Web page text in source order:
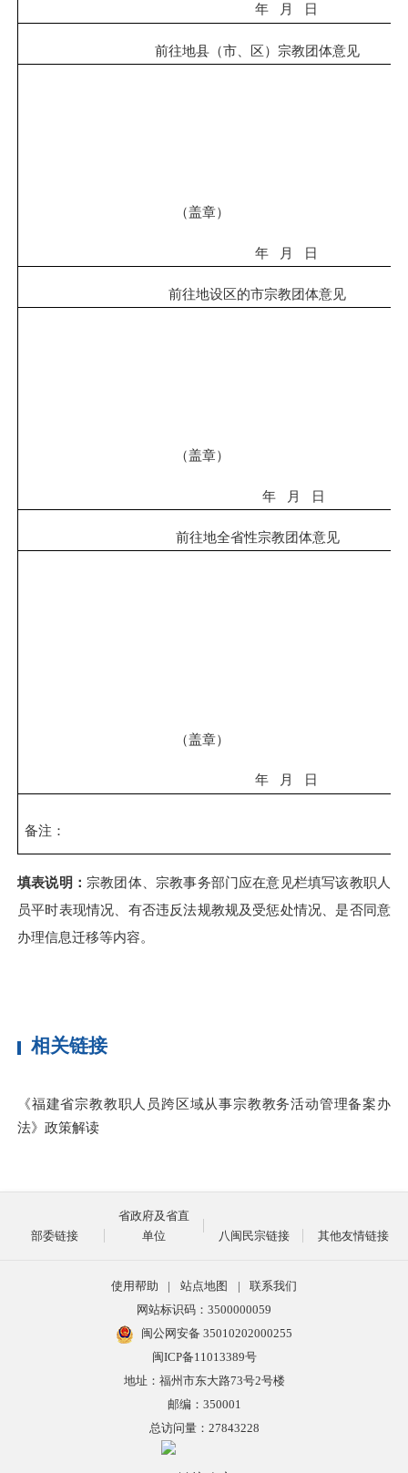
年 月 日
前往地县 （市、区） 宗教团体意见
（盖章）
年 月 日
前往地设区的市宗教团体意见
（盖章）
年 月 日
前往地全省性宗教团体意见
（盖章）
年 月 日
备注：
填表说明： 宗教团体、宗教事务部门应在意见栏填写该教职人
员平时表现情况、有否违反法规教规及受惩处情况、是否同意
办理信息迁移等内容。
相关链接
《福建省宗教教职人员跨区域从事宗教教务活动管理备案办
法》政策解读
部委链接
省政府及省直
单位
八闽民宗链接 其他友情链接
使用帮助 | 站点地图 |
联系我们
网站标识码：3500000059
闽公网安备 35010202000255
闽ICP备11013389号
地址：福州市东大路73号2号楼
邮编：350001
总访问量： 27843228